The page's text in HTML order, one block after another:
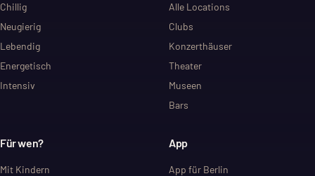
Chillig
Neugierig
Lebendig
Energetisch
Intensiv
Alle Locations
Clubs
Konzerthäuser
Theater
Museen
Bars
Für wen?
Mit Kindern
App
App für Berlin